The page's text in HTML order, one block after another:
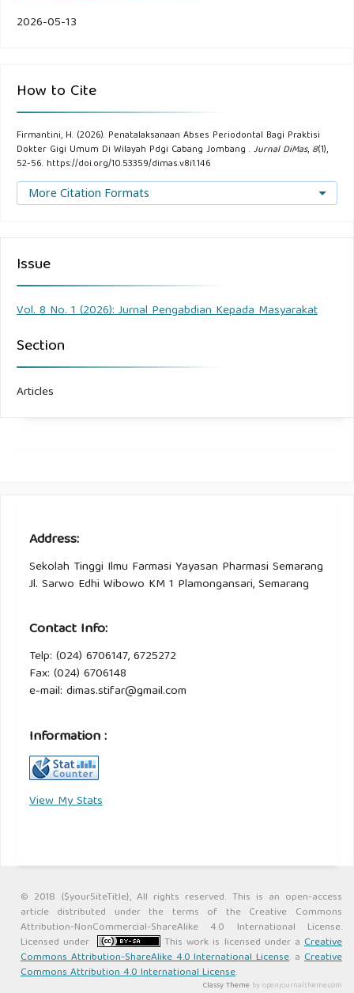
2026-05-13
How to Cite
Firmantini, H. (2026). Penatalaksanaan Abses Periodontal Bagi Praktisi
Dokter Gigi Umum Di Wilayah Pdgi Cabang Jombang . Jurnal DiMas, 8(1),
52-56. https://doi.org/10.53359/dimas.v8i1.146
More Citation Formats
Issue
Vol. 8 No. 1 (2026): Jurnal Pengabdian Kepada Masyarakat
Section
Articles
Address:
Sekolah Tinggi Ilmu Farmasi Yayasan Pharmasi Semarang
Jl. Sarwo Edhi Wibowo KM 1 Plamongansari, Semarang
Contact Info:
Telp: (024) 6706147, 6725272
Fax: (024) 6706148
e-mail: dimas.stifar@gmail.com
Information :
View My Stats
© 2018 {$yourSiteTitle}, All rights reserved. This is an open-access
article distributed under the terms of the Creative Commons
Attribution-NonCommercial-ShareAlike 4.0 International License.
Licensed under
This work is licensed under a Creative
Commons Attribution-ShareAlike 4.0 International License. a Creative
Commons Attribution 4.0 International License.
Classy Theme by openjournaltheme.com